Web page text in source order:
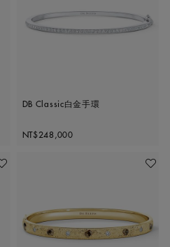
DB Classic白金手環
Original price
NT$248,000
加入喜愛清單 加入喜